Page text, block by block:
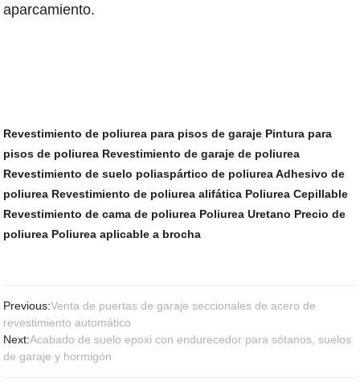
aparcamiento.
Revestimiento de poliurea para pisos de garaje Pintura para
pisos de poliurea Revestimiento de garaje de poliurea
Revestimiento de suelo poliaspártico de poliurea Adhesivo de
poliurea Revestimiento de poliurea alifática Poliurea Cepillable
Revestimiento de cama de poliurea Poliurea Uretano Precio de
poliurea Poliurea aplicable a brocha
Previous:Venta de puertas de garaje seccionales de acero de
revestimiento automático
Next:Acabado de suelo epoxi con endurecedor para sótanos, suelos
de garaje y hormigón